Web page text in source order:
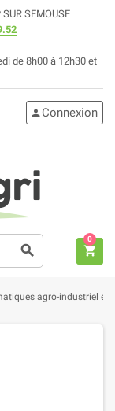
SEMOUSE
de 8h00 à 12h30 et
search
person Connexion
shopping_cart
0
agro-industriel et